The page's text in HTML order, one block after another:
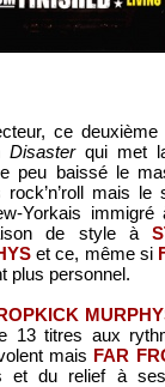
ce deuxième
Disasterqui met
peu baissé le
mais le
Yorkais immigré
de style à
et ce, même si
plus personnel.
13 titres aux
mais FAR
et du relief à